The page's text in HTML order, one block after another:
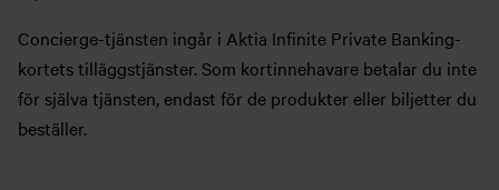
Concierge-tjänsten ingår i Aktia Infinite Private Banking-
kortets tilläggstjänster. Som kortinnehavare betalar du inte
för själva tjänsten, endast för de produkter eller biljetter du
beställer.